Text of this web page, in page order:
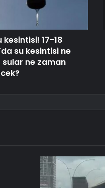
kesintisi! 17-18
su kesintisi ne
ne zaman